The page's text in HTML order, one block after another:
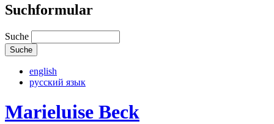
Suchformular
Suche
english
русский язык
Marieluise Beck